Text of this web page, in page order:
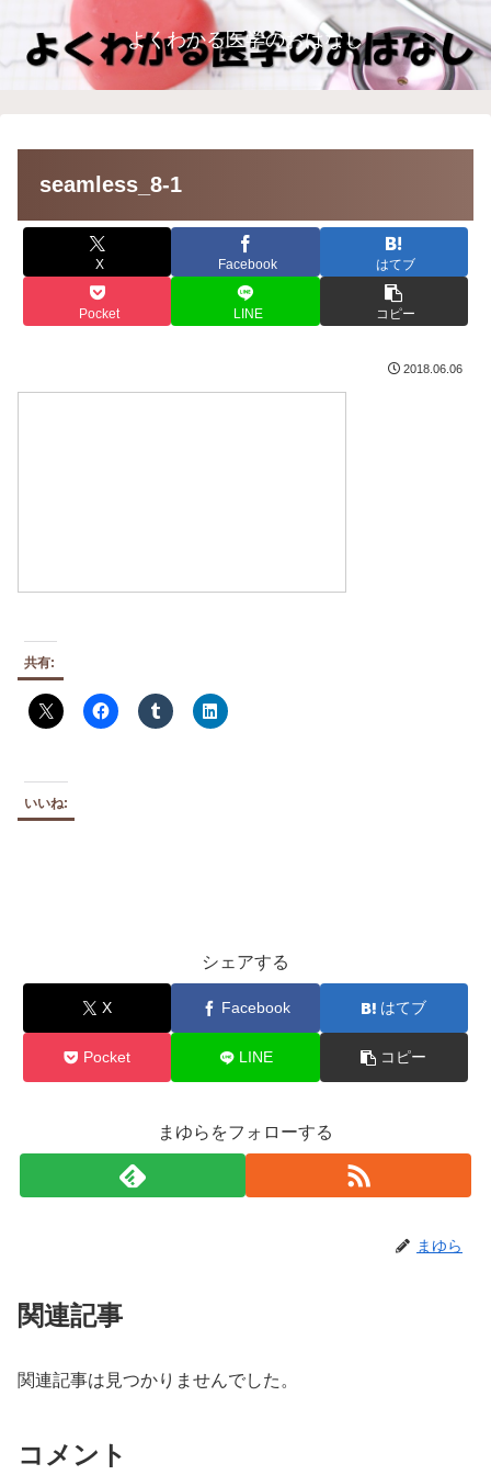
よくわかる医学のおはなし
seamless_8-1
X Facebook はてブ
Pocket LINE コピー
2018.06.06
共有:
いいね:
シェアする
X Facebook はてブ
Pocket LINE コピー
まゆらをフォローする
まゆら
関連記事
関連記事は見つかりませんでした。
コメント